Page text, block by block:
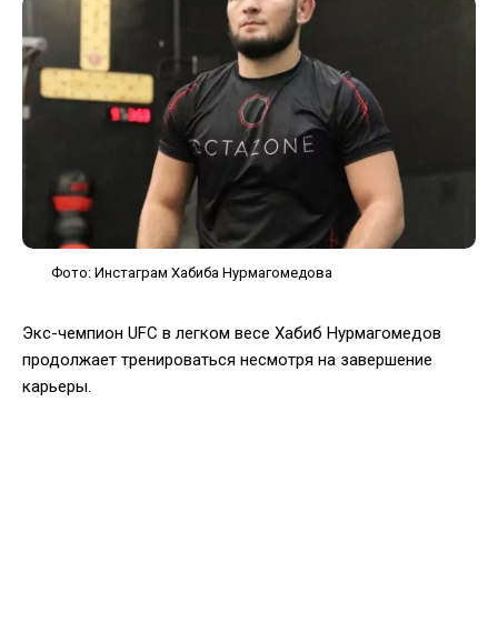
Фото: Инстаграм Хабиба Нурмагомедова
Экс-чемпион UFC в легком весе Хабиб Нурмагомедов
продолжает тренироваться несмотря на завершение
карьеры.